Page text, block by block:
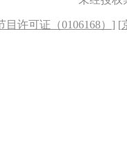
许可证（0106168） ] [